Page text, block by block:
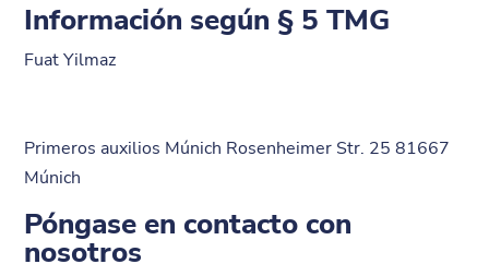
Información según § 5 TMG
Fuat Yilmaz
Primeros auxilios Múnich Rosenheimer Str. 25 81667
Múnich
Póngase en contacto con
nosotros